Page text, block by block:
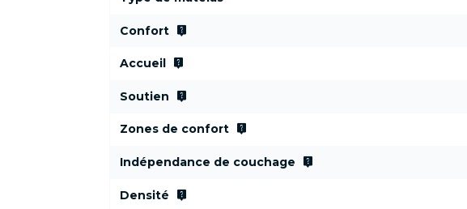
Confort live_help
Accueil live_help
Soutien live_help
Zones de confort live_help
Indépendance de couchage live_help
Densité live_help